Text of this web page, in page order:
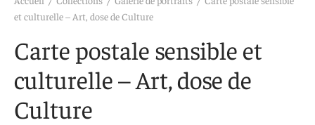
et culturelle – Art, dose de Culture
Carte postale sensible et
culturelle – Art, dose de
Culture
intuitif et culturel